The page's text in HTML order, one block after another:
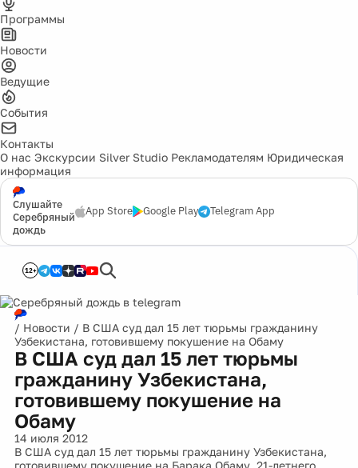
Программы
Новости
Ведущие
События
Контакты
О нас Экскурсии Silver Studio Рекламодателям Юридическая
информация
Слушайте
Серебряный
дождь
App Store Google Play Telegram App
12+
/ Новости / В США суд дал 15 лет тюрьмы гражданину
Узбекистана, готовившему покушение на Обаму
В США суд дал 15 лет тюрьмы
гражданину Узбекистана,
готовившему покушение на
Обаму
14 июля 2012
В США суд дал 15 лет тюрьмы гражданину Узбекистана,
готовившему покушение на Барака Обаму. 21-летнего